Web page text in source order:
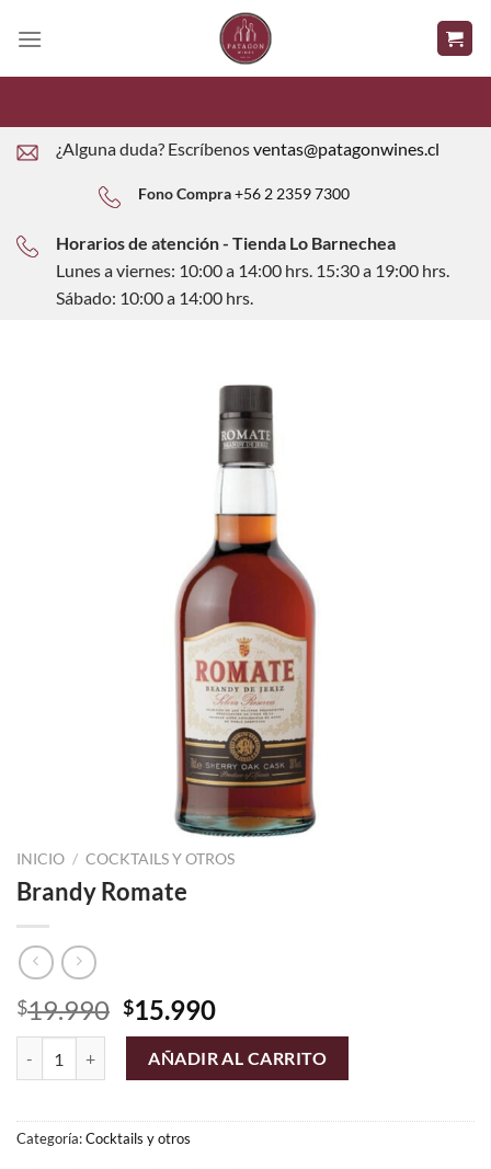
¿Alguna duda? Escríbenosventas@patagonwines.cl
Fono Compra+56 2 2359 7300
Horarios de atención - Tienda Lo Barnechea
Lunes a viernes: 10:00 a 14:00 hrs. 15:30 a 19:00 hrs.
Sábado: 10:00 a 14:00 hrs.
INICIO / COCKTAILS Y OTROS
Brandy Romate
$19.990 El
precio
original
era:
$19.990.
$15.990El
precio
actual
es:
$15.990.
Brandy Romate cantidadAÑADIR AL CARRITO
Categoría:Cocktails y otros